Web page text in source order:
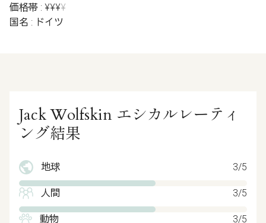
価格帯 : ¥¥¥¥
国名 : ドイツ
Jack Wolfskin エシカルレーティ
ング結果
地球 3/5
人間 3/5
動物 3/5